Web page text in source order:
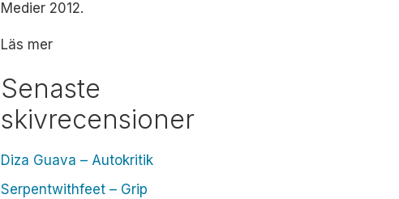
Medier 2012.
Läs mer
Senaste
skivrecensioner
Diza Guava – Autokritik
Serpentwithfeet – Grip